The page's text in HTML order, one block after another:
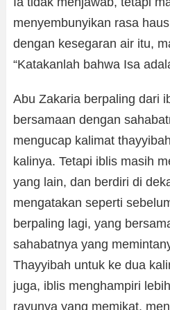
menyembunyikan rasa
dengan kesegaran air itu,
“Katakanlah bahwa Isa
Abu Zakaria berpaling dari
bersamaan dengan
mengucap kalimat
kalinya. Tetapi iblis masih
yang lain, dan berdiri di
mengatakan seperti
berpaling lagi, yang
sahabatnya yang
Thayyibah untuk ke dua
juga, iblis menghampiri
rayunya yang memikat,